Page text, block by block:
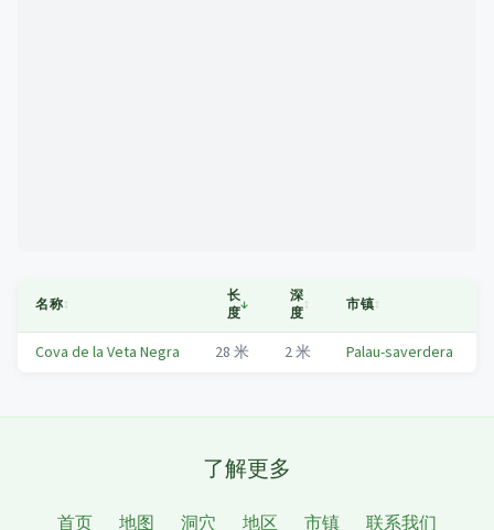
名称↕
长
度↓
深
度↕ 市镇↕
Cova de la Veta Negra 28 米 2米 Palau-saverdera
了解更多
首页 地图 洞穴 地区 市镇 联系我们